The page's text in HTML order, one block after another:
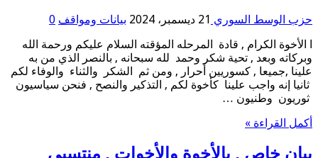
حزب الوسط السوري 21 ديسمبر، 2024 بيانات ومواقف 0
ا الأخوة الكرام , قادة المرحله المؤقته السلام عليكم ورحمة الله
وبركاته وبعد , تحية شكر وحمد لله سبحانه , بالنصر الذي من به
علينا ,جميعا , كسوريين أحرار , ومن ثم الشكر والثناء والوفاء لكم
ثانيا إنه واجب علينا كأخوة لكم , التذكير والنصح , فنحن سياسيون
ثوريون وطنيون …
أكمل القراءة »
بيان خاص , بالأخوة والأخوات , منتسبي